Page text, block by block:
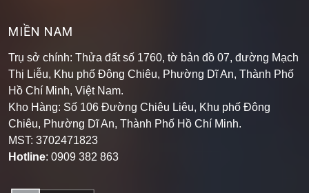
MIỀN NAM
Trụ sở chính: Thửa đất số 1760, tờ bản đồ 07, đường Mạch
Thị Liễu, Khu phố Đông Chiêu, Phường Dĩ An, Thành Phố
Hồ Chí Minh, Việt Nam.
Kho Hàng: Số 106 Đường Chiêu Liêu, Khu phố Đông
Chiêu, Phường Dĩ An, Thành Phố Hồ Chí Minh.
MST: 3702471823
Hotline: 0909 382 863